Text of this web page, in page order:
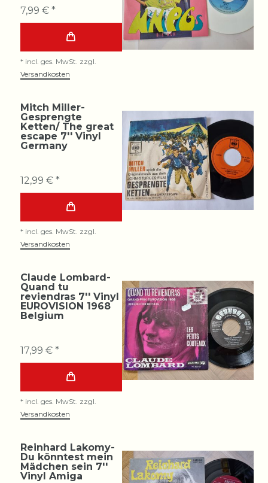
7,99 € *
* incl. ges. MwSt. zzgl.
Versandkosten
Mitch Miller-
Gesprengte
Ketten/ The great
escape 7'' Vinyl
Germany
12,99 € *
* incl. ges. MwSt. zzgl.
Versandkosten
Claude Lombard-
Quand tu
reviendras 7'' Vinyl
EUROVISION 1968
Belgium
17,99 € *
* incl. ges. MwSt. zzgl.
Versandkosten
Reinhard Lakomy-
Du könntest mein
Mädchen sein 7''
Vinyl Amiga